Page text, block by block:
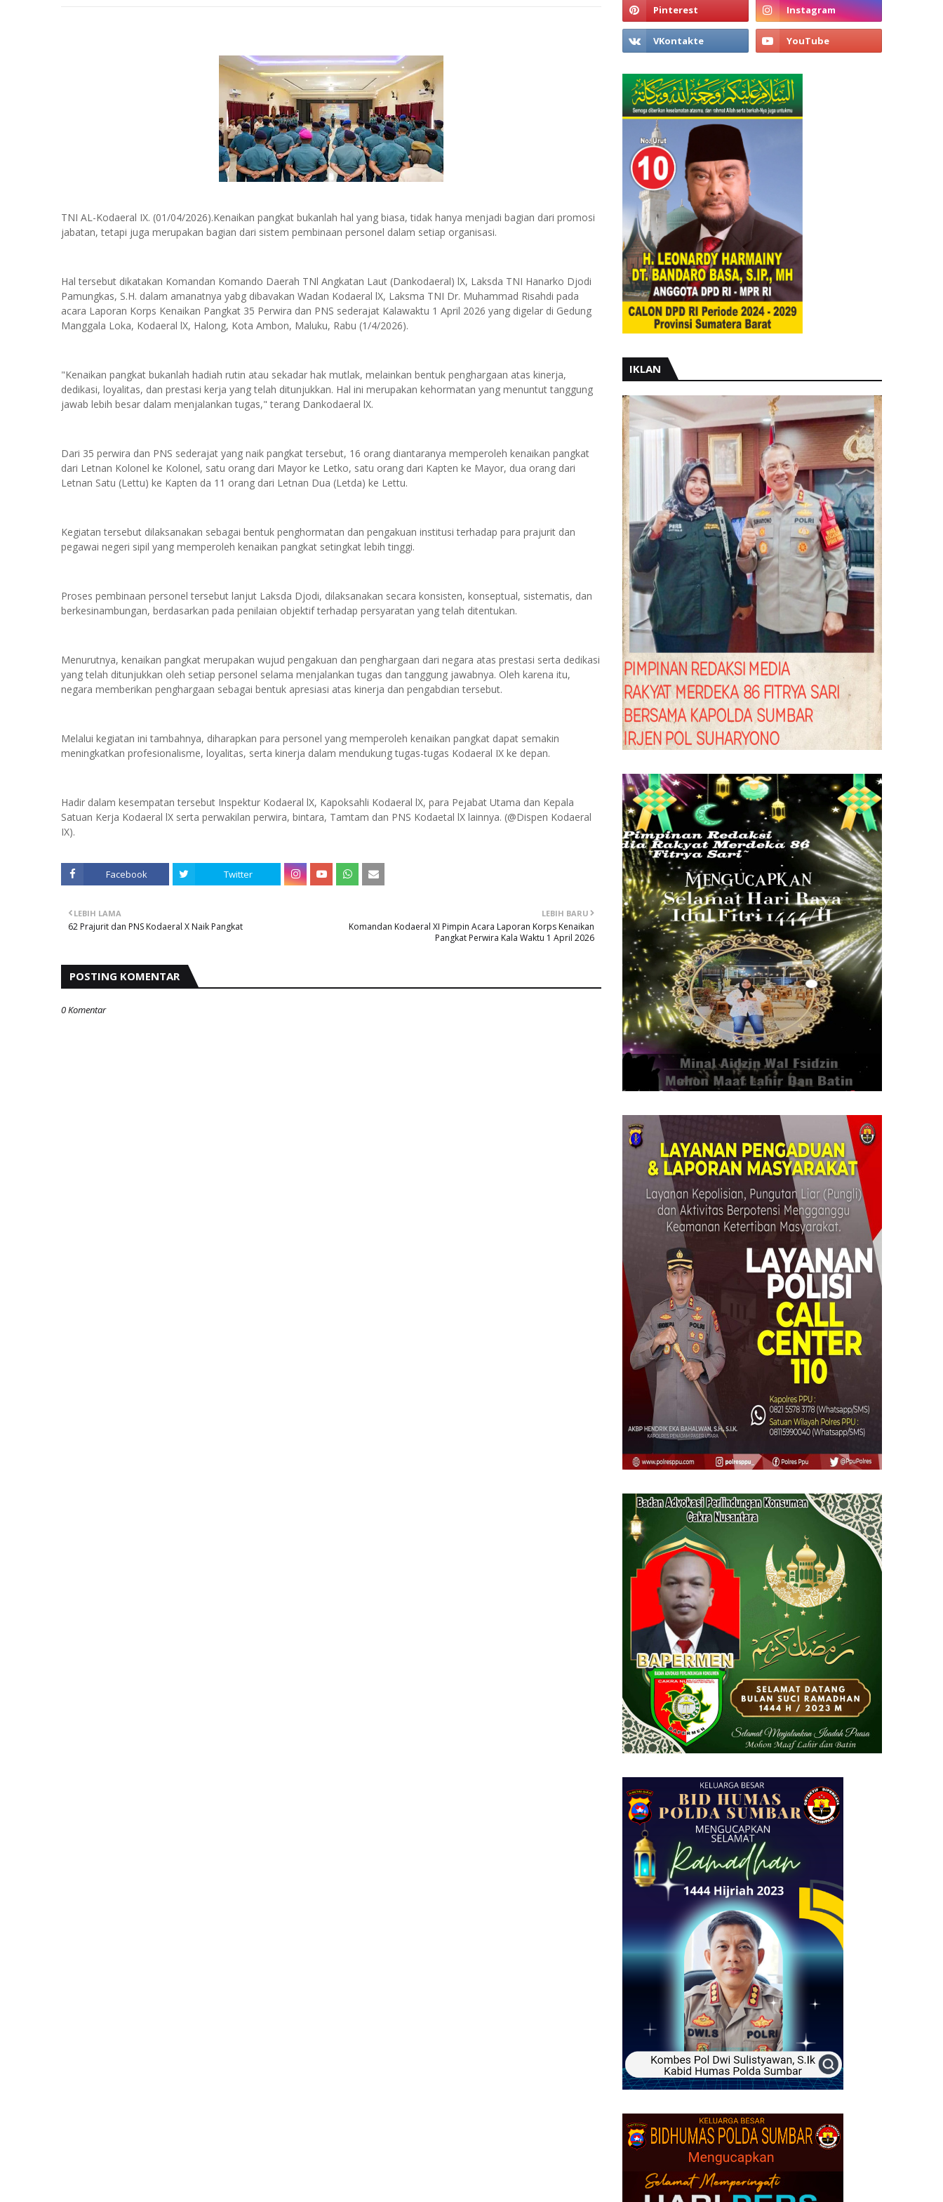
TNI AL-Kodaeral IX. (01/04/2026).Kenaikan pangkat bukanlah hal yang biasa, tidak hanya menjadi bagian dari promosi
jabatan, tetapi juga merupakan bagian dari sistem pembinaan personel dalam setiap organisasi.
Hal tersebut dikatakan Komandan Komando Daerah TNl Angkatan Laut (Dankodaeral) lX, Laksda TNI Hanarko Djodi
Pamungkas, S.H. dalam amanatnya yabg dibavakan Wadan Kodaeral lX, Laksma TNI Dr. Muhammad Risahdi pada
acara Laporan Korps Kenaikan Pangkat 35 Perwira dan PNS sederajat Kalawaktu 1 April 2026 yang digelar di Gedung
Manggala Loka, Kodaeral lX, Halong, Kota Ambon, Maluku, Rabu (1/4/2026).
"Kenaikan pangkat bukanlah hadiah rutin atau sekadar hak mutlak, melainkan bentuk penghargaan atas kinerja,
dedikasi, loyalitas, dan prestasi kerja yang telah ditunjukkan. Hal ini merupakan kehormatan yang menuntut tanggung
jawab lebih besar dalam menjalankan tugas," terang Dankodaeral lX.
Dari 35 perwira dan PNS sederajat yang naik pangkat tersebut, 16 orang diantaranya memperoleh kenaikan pangkat
dari Letnan Kolonel ke Kolonel, satu orang dari Mayor ke Letko, satu orang dari Kapten ke Mayor, dua orang dari
Letnan Satu (Lettu) ke Kapten da 11 orang dari Letnan Dua (Letda) ke Lettu.
Kegiatan tersebut dilaksanakan sebagai bentuk penghormatan dan pengakuan institusi terhadap para prajurit dan
pegawai negeri sipil yang memperoleh kenaikan pangkat setingkat lebih tinggi.
Proses pembinaan personel tersebut lanjut Laksda Djodi, dilaksanakan secara konsisten, konseptual, sistematis, dan
berkesinambungan, berdasarkan pada penilaian objektif terhadap persyaratan yang telah ditentukan.
Menurutnya, kenaikan pangkat merupakan wujud pengakuan dan penghargaan dari negara atas prestasi serta dedikasi
yang telah ditunjukkan oleh setiap personel selama menjalankan tugas dan tanggung jawabnya. Oleh karena itu,
negara memberikan penghargaan sebagai bentuk apresiasi atas kinerja dan pengabdian tersebut.
Melalui kegiatan ini tambahnya, diharapkan para personel yang memperoleh kenaikan pangkat dapat semakin
meningkatkan profesionalisme, loyalitas, serta kinerja dalam mendukung tugas-tugas Kodaeral IX ke depan.
Hadir dalam kesempatan tersebut Inspektur Kodaeral lX, Kapoksahli Kodaeral lX, para Pejabat Utama dan Kepala
Satuan Kerja Kodaeral lX serta perwakilan perwira, bintara, Tamtam dan PNS Kodaetal lX lainnya. (@Dispen Kodaeral
IX).
Facebook Twitter
LEBIH BARU
Komandan Kodaeral XI Pimpin Acara Laporan Korps Kenaikan
Pangkat Perwira Kala Waktu 1 April 2026
LEBIH LAMA
62 Prajurit dan PNS Kodaeral X Naik Pangkat
POSTING KOMENTAR
0 Komentar
IKLAN